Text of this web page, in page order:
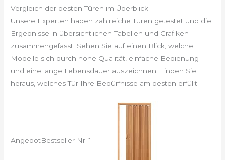
Vergleich der besten Türen im Überblick
Unsere Experten haben zahlreiche Türen getestet und die
Ergebnisse in übersichtlichen Tabellen und Grafiken
zusammengefasst. Sehen Sie auf einen Blick, welche
Modelle sich durch hohe Qualität, einfache Bedienung
und eine lange Lebensdauer auszeichnen. Finden Sie
heraus, welches Tür Ihre Bedürfnisse am besten erfüllt.
AngebotBestseller Nr. 1